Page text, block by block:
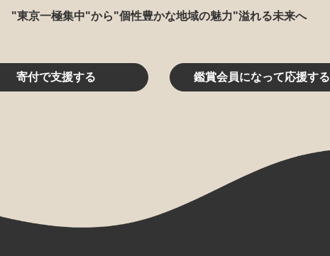
"東京一極集中"から"個性豊かな地域の魅力"溢れる未来へ
寄付で支援する 鑑賞会員になって応援する